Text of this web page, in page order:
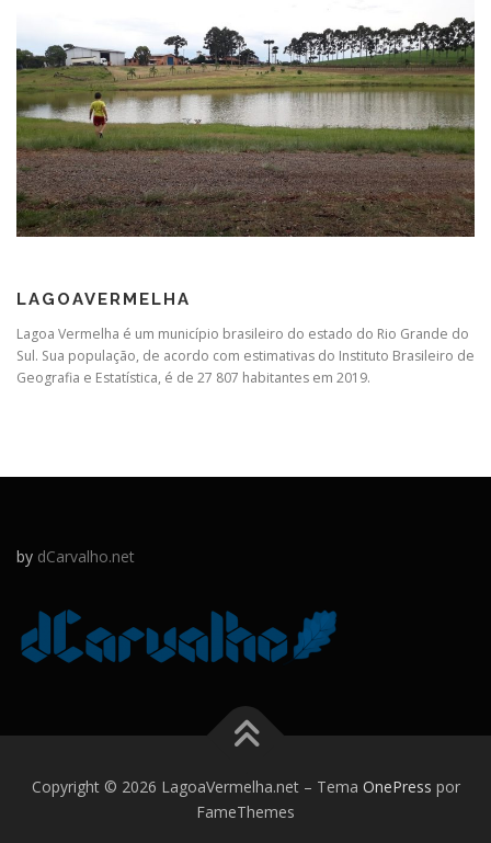
LAGOAVERMELHA
Lagoa Vermelha é um município brasileiro do estado do Rio Grande do
Sul. Sua população, de acordo com estimativas do Instituto Brasileiro de
Geografia e Estatística, é de 27 807 habitantes em 2019.
by dCarvalho.net
Copyright © 2026 LagoaVermelha.net – Tema OnePress por
FameThemes